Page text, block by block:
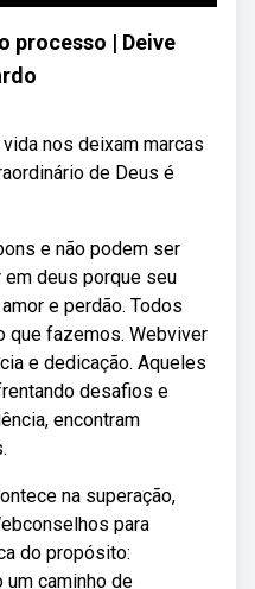
processo | Deive
nos deixam marcas
de Deus é
e não podem ser
deus porque seu
e perdão. Todos
que fazemos. Webviver
e dedicação. Aqueles
desafios e
encontram
na superação,
para
do propósito:
um caminho de